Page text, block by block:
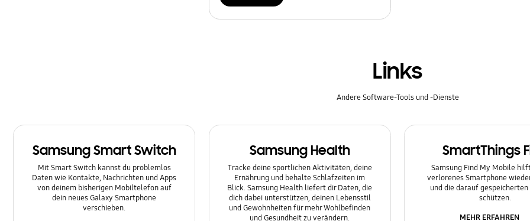
Sperre
Ton
Links
Andere Software-Tools und -Dienste
Samsung Smart Switch
Mit Smart Switch kannst du problemlos
Daten wie Kontakte, Nachrichten und Apps
von deinem bisherigen Mobiltelefon auf
dein neues Galaxy Smartphone
verschieben.
Samsung Health
Tracke deine sportlichen Aktivitäten, deine
Ernährung und behalte Schlafzeiten im
Blick. Samsung Health liefert dir Daten, die
dich dabei unterstützen, deinen Lebensstil
und Gewohnheiten für mehr Wohlbefinden
und Gesundheit zu verändern.
SmartThings
Samsung Find My Mobile
verlorenes Smartphone
und die darauf
schützen.
MEHR ERFAHREN